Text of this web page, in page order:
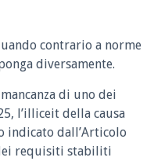
contrario a norme
diversamente.
di uno dei
l’illiceit della causa
indicato dall’Articolo
requisiti stabiliti